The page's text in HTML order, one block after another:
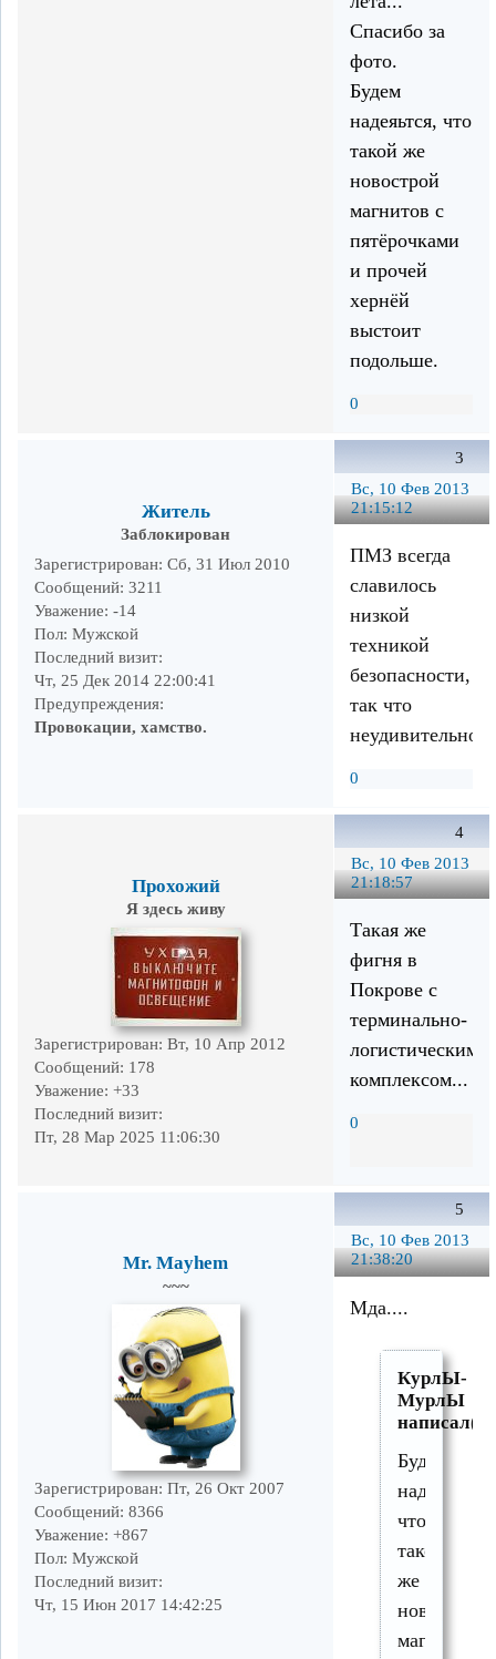
Спасибо за
фото.
Будем
надеяьтся, что
такой же
новострой
магнитов с
пятёрочками
и прочей
хернёй
выстоит
подольше.
0
3
Вс, 10 Фев 2013
21:15:12
Житель
Заблокирован
Зарегистрирован: Сб, 31 Июл 2010
Сообщений: 3211
Уважение: -14
Пол: Мужской
Последний визит:
Чт, 25 Дек 2014 22:00:41
Предупреждения:
Провокации, хамство.
ПМЗ всегда
славилось
низкой
техникой
безопасности,
так что
неудивительно.
0
4
Вс, 10 Фев 2013
21:18:57
Прохожий
Я здесь живу
Зарегистрирован: Вт, 10 Апр 2012
Сообщений: 178
Уважение: +33
Последний визит:
Пт, 28 Мар 2025 11:06:30
Такая же
фигня в
Покрове с
терминально-
логистическим
комплексом...
0
5
Вс, 10 Фев 2013
21:38:20
Mr. Mayhem
~~~
Зарегистрирован: Пт, 26 Окт 2007
Сообщений: 8366
Уважение: +867
Пол: Мужской
Последний визит:
Чт, 15 Июн 2017 14:42:25
Мда....
КурлЫ-
МурлЫ
Будем
надеяьтся,
что
такой
же
новострой
магнитов